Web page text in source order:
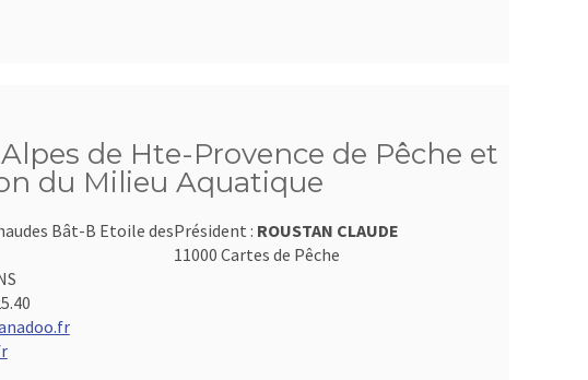
de Hte-Provence de Pêche et
du Milieu Aquatique
Bât-B Etoile desPrésident : ROUSTAN CLAUDE
11000 Cartes de Pêche